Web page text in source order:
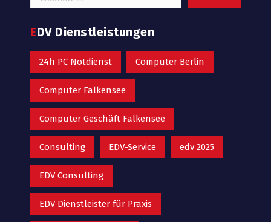
nach:
EDV Dienstleistungen
24h PC Notdienst Computer Berlin
Computer Falkensee
Computer Geschäft Falkensee
Consulting EDV-Service edv 2025
EDV Consulting
EDV Dienstleister für Praxis